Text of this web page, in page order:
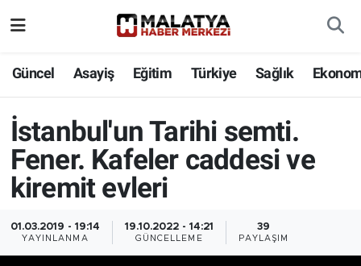
Güncel Asayiş Eğitim Türkiye Sağlık
İstanbul'un Tarihi semti.
Fener. Kafeler caddesi ve
kiremit evleri
01.03.2019 - 19:14
YAYINLANMA
19.10.2022 - 14:21
GÜNCELLEME
39
PAYLAŞIM
Eğitim
Türkiye
Sağlık
Ekonomi